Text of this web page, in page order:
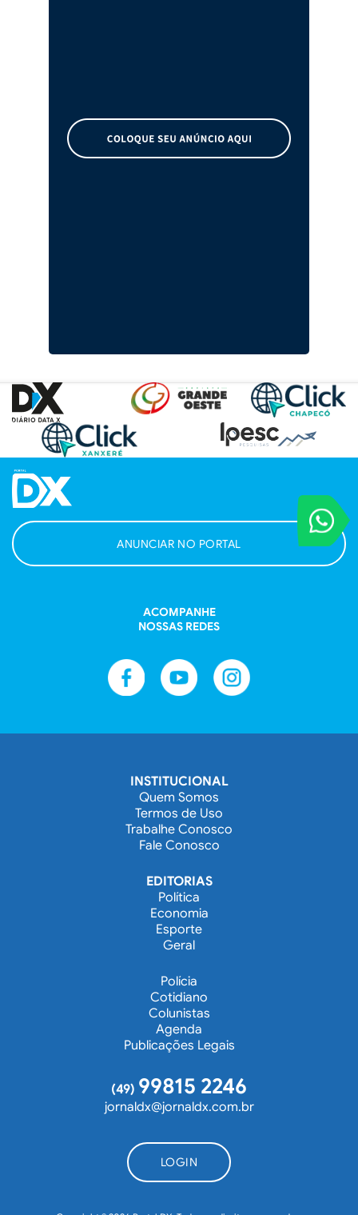
VOCÊ
Entre em
ANUNCIAR NO PORTAL
ACOMPANHE
NOSSAS REDES
INSTITUCIONAL
Quem Somos
Termos de Uso
Trabalhe Conosco
Fale Conosco
EDITORIAS
Política
Economia
Esporte
Geral
Polícia
Cotidiano
Colunistas
Agenda
Publicações Legais
(49) 99815 2246
jornaldx@jornaldx.com.br
LOGIN